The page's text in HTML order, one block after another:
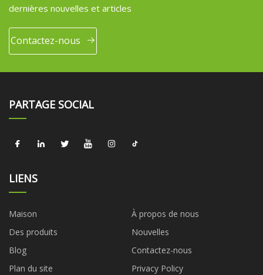
dernières nouvelles et articles
Contactez-nous
PARTAGE SOCIAL
LIENS
Maison
À propos de nous
Des produits
Nouvelles
Blog
Contactez-nous
Plan du site
Privacy Policy